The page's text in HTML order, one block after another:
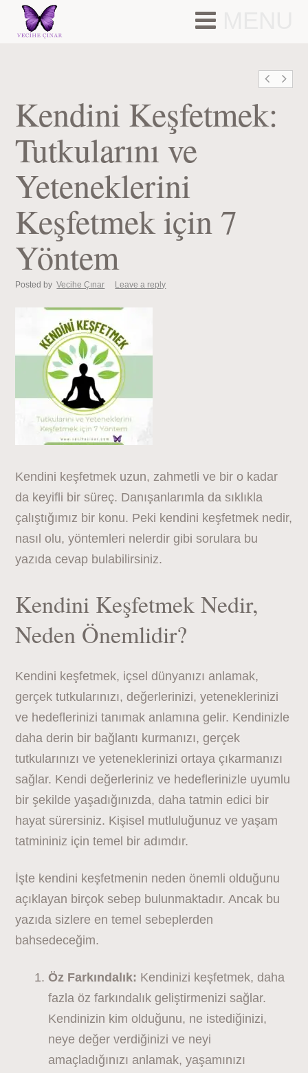
MENU
Kendini Keşfetmek:
Tutkularını ve
Yeteneklerini
Keşfetmek için 7
Yöntem
Posted by Vecihe Çınar Leave a reply
Kendini keşfetmek uzun, zahmetli ve bir o kadar
da keyifli bir süreç. Danışanlarımla da sıklıkla
çalıştığımız bir konu. Peki kendini keşfetmek nedir,
nasıl olu, yöntemleri nelerdir gibi sorulara bu
yazıda cevap bulabilirsiniz.
Kendini Keşfetmek Nedir,
Neden Önemlidir?
Kendini keşfetmek, içsel dünyanızı anlamak,
gerçek tutkularınızı, değerlerinizi, yeteneklerinizi
ve hedeflerinizi tanımak anlamına gelir. Kendinizle
daha derin bir bağlantı kurmanızı, gerçek
tutkularınızı ve yeteneklerinizi ortaya çıkarmanızı
sağlar. Kendi değerleriniz ve hedeflerinizle uyumlu
bir şekilde yaşadığınızda, daha tatmin edici bir
hayat sürersiniz. Kişisel mutluluğunuz ve yaşam
tatmininiz için temel bir adımdır.
İşte kendini keşfetmenin neden önemli olduğunu
açıklayan birçok sebep bulunmaktadır. Ancak bu
yazıda sizlere en temel sebeplerden
bahsedeceğim.
Öz Farkındalık: Kendinizi keşfetmek, daha
fazla öz farkındalık geliştirmenizi sağlar.
Kendinizin kim olduğunu, ne istediğinizi,
neye değer verdiğinizi ve neyi
amaçladığınızı anlamak, yaşamınızı